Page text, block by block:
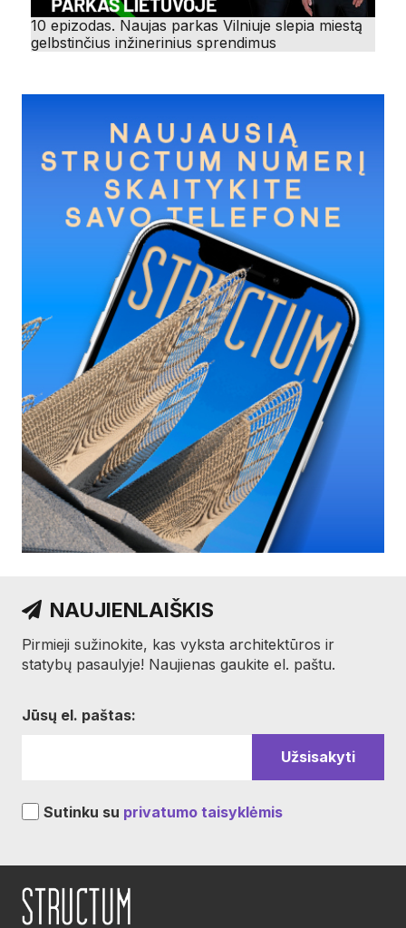
10 epizodas. Naujas parkas Vilniuje slepia miestą
gelbstinčius inžinerinius sprendimus
NAUJIENLAIŠKIS
Pirmieji sužinokite, kas vyksta architektūros ir
statybų pasaulyje! Naujienas gaukite el. paštu.
Jūsų el. paštas:
Sutinku su privatumo taisyklėmis